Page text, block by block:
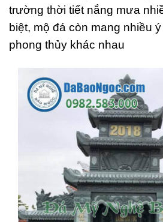
trường thời tiết nắng mưa
biệt, mộ đá còn mang nhiều
phong thủy khác nhau